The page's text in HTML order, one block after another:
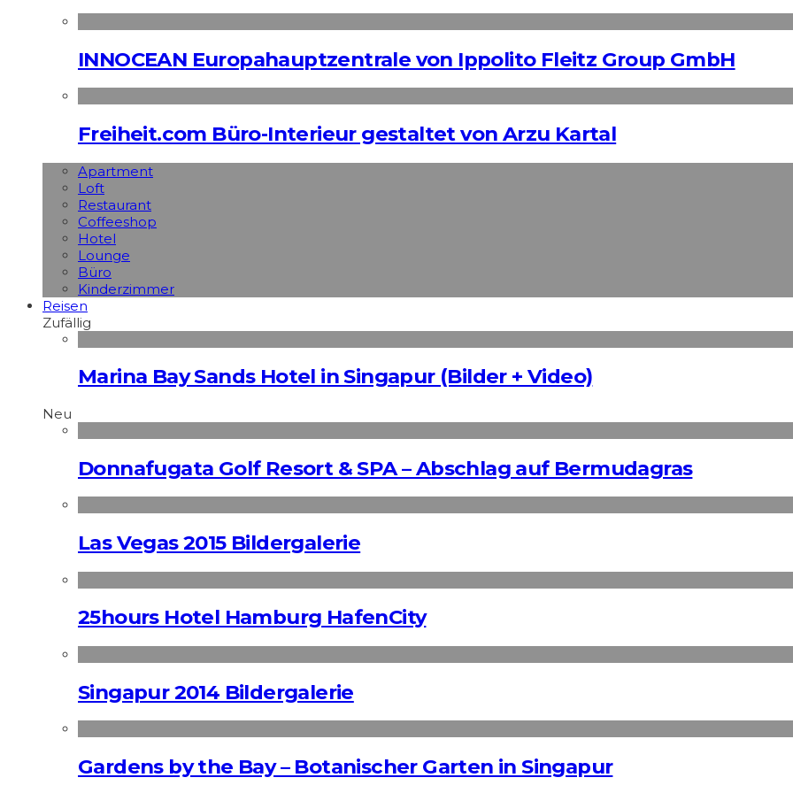
INNOCEAN Europahauptzentrale von Ippolito Fleitz Group GmbH
Freiheit.com Büro-Interieur gestaltet von Arzu Kartal
Apart­ment
Loft
Restaurant
Coffeeshop
Hotel
Lounge
Büro
Kinderzimmer
Reisen
Zufällig
Marina Bay Sands Hotel in Singapur (Bilder + Video)
Neu
Donnafugata Golf Resort & SPA – Abschlag auf Bermudagras
Las Vegas 2015 Bildergalerie
25hours Hotel Hamburg HafenCity
Singapur 2014 Bildergalerie
Gardens by the Bay – Botanischer Garten in Singapur